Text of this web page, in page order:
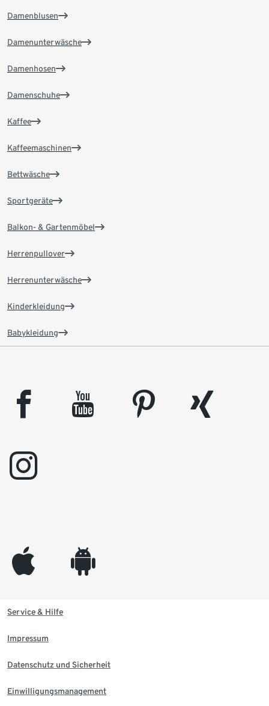
Damenblusen
Damenunterwäsche
Damenhosen
Damenschuhe
Kaffee
Kaffeemaschinen
Bettwäsche
Sportgeräte
Balkon- & Gartenmöbel
Herrenpullover
Herrenunterwäsche
Kinderkleidung
Babykleidung
facebook youtube pinterest
xing
instagram
appleinc android
Service & Hilfe
Impressum
Datenschutz und Sicherheit
Einwilligungsmanagement